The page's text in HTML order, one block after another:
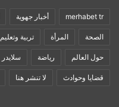
merhabet tr أخبار جهوية
الصحة المرأة تربية وتعليم
حول العالم رياضة سلايدر
قضايا وحوادث لا تنشر هنا